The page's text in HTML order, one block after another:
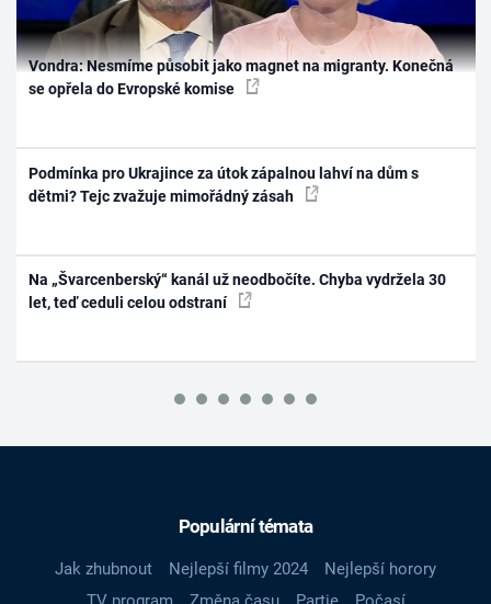
Vondra: Nesmíme působit jako magnet na migranty. Konečná
se opřela do Evropské komise
Podmínka pro Ukrajince za útok zápalnou lahví na dům s
dětmi? Tejc zvažuje mimořádný zásah
Na „Švarcenberský“ kanál už neodbočíte. Chyba vydržela 30
let, teď ceduli celou odstraní
Populární témata
Jak zhubnout Nejlepší filmy 2024
Nejlepší horory